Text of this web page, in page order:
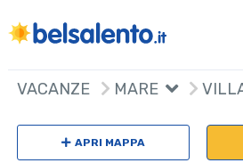
VACANZE MARE
APRI MAPPA
+